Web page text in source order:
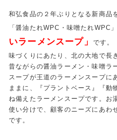
和弘食品の２年ぶりとなる新商品
「醤油たれWPC・味噌たれWPC
いラーメンスープ」
です。
味づくりにあたり、北の大地で長
昔ながらの醤油ラーメン・味噌ラ
スープが王道のラーメンスープに
ままに、『プラントベース』『動
ね備えたラーメンスープです。お
使い分けで、顧客のニーズにあわ
です。